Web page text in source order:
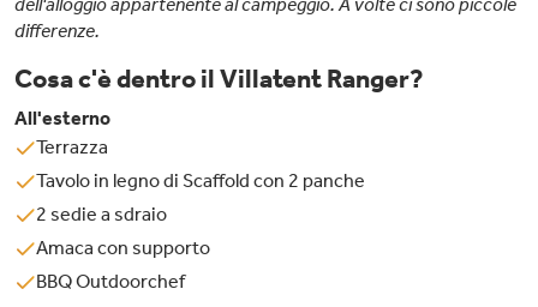
differenze.
Cosa c'è dentro il Villatent Ranger?
All'esterno
Terrazza
Tavolo in legno di Scaffold con 2 panche
2 sedie a sdraio
Amaca con supporto
BBQ Outdoorchef